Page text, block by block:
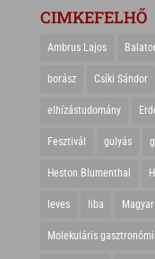
CIMKEFELHŐ
Ambrus Lajos
borász Csíki Sándor
elhízástudomány
Fesztivál gulyás
Heston Blumenthal
leves liba
Molekuláris